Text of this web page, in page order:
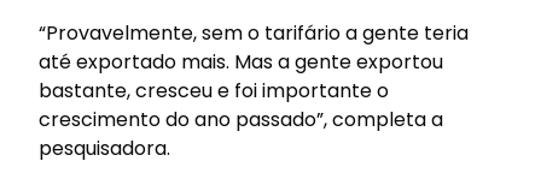
“Provavelmente, sem o tarifário a gente teria
até exportado mais. Mas a gente exportou
bastante, cresceu e foi importante o
crescimento do ano passado”, completa a
pesquisadora.